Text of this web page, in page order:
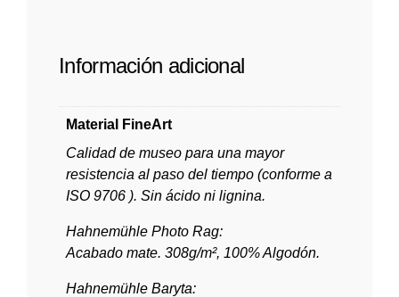
Información adicional
Material FineArt
Calidad de museo para una mayor
resistencia al paso del tiempo (conforme a
ISO 9706 ). Sin ácido ni lignina.
Hahnemühle Photo Rag:
Acabado mate. 308g/m², 100% Algodón.
Hahnemühle Baryta: